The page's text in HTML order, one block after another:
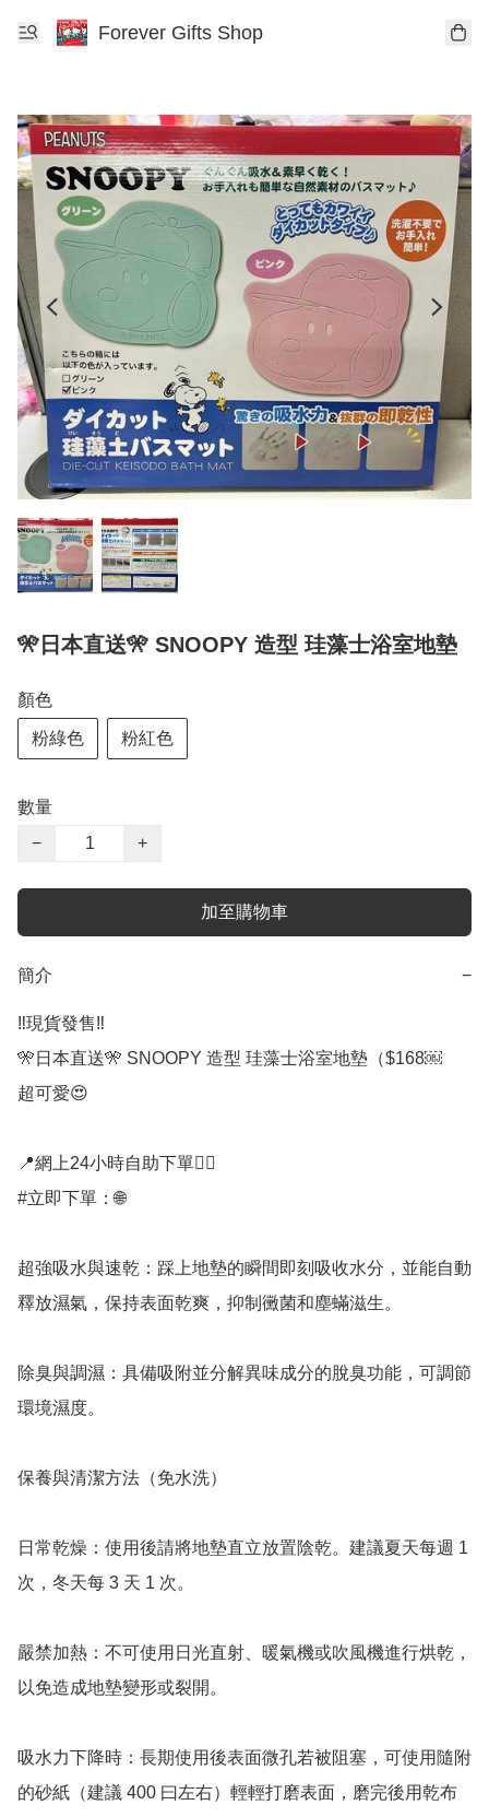
Forever Gifts Shop
🎌日本直送🎌 SNOOPY 造型 珪藻士浴室地墊
顏色
粉綠色 粉紅色
數量
−
+
加至購物車
簡介 −
‼️現貨發售‼️
🎌日本直送🎌 SNOOPY 造型 珪藻士浴室地墊（$168￼
超可愛😍
📍網上24小時自助下單👍🏻
#立即下單：🌐
超強吸水與速乾：踩上地墊的瞬間即刻吸收水分，並能自動
釋放濕氣，保持表面乾爽，抑制黴菌和塵蟎滋生。
除臭與調濕：具備吸附並分解異味成分的脫臭功能，可調節
環境濕度。
保養與清潔方法（免水洗）
日常乾燥：使用後請將地墊直立放置陰乾。建議夏天每週 1
次，冬天每 3 天 1 次。
嚴禁加熱：不可使用日光直射、暖氣機或吹風機進行烘乾，
以免造成地墊變形或裂開。
吸水力下降時：長期使用後表面微孔若被阻塞，可使用隨附
的砂紙（建議 400 曰左右）輕輕打磨表面，磨完後用乾布